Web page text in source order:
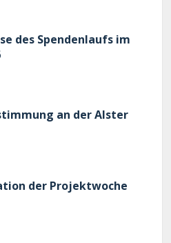
des Spendenlaufs im
an der Alster
der Projektwoche